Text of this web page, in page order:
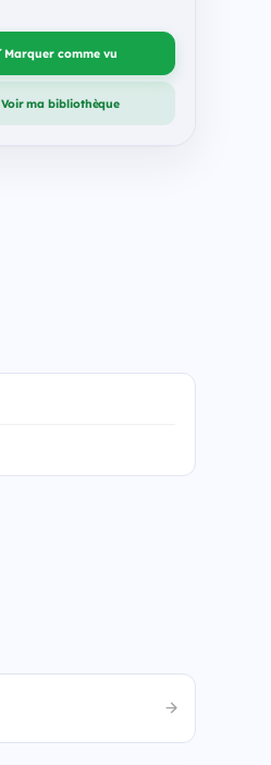
Marquer comme vu
Voir ma bibliothèque